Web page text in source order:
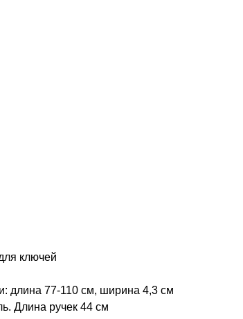
ключей
длина 77-110 см, ширина 4,3 см
Длина ручек 44 см